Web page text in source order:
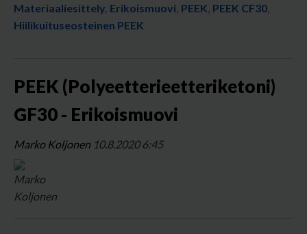
Materiaaliesittely, Erikoismuovi, PEEK, PEEK CF30,
Hiilikuituseosteinen PEEK
PEEK (Polyeetterieetteriketoni)
GF30 - Erikoismuovi
Marko Koljonen 10.8.2020 6:45